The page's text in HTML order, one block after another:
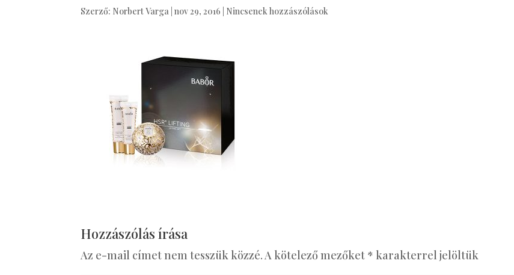
Szerző: Norbert Varga |nov 29, 2016 Nincsenek hozzászólások
Hozzászólás írása
Az e-mail címet nem tesszük közzé.A kötelező mezőket * karakterrel jelöltük